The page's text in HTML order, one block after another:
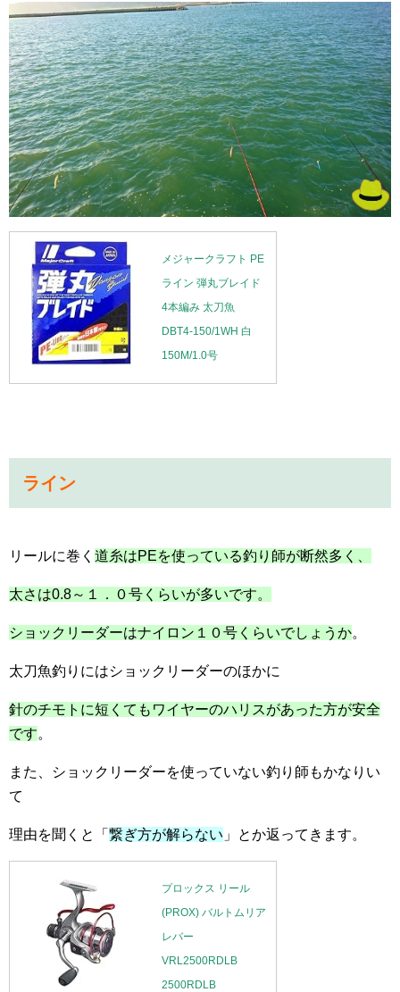
メジャークラフト PE
ライン 弾丸ブレイド
4本編み 太刀魚
DBT4-150/1WH 白
150M/1.0号
ライン
リールに巻く 道糸はPEを使っている釣り師が断然多く、
太さは0.8～１．０号くらいが多いです。
ショックリーダーはナイロン１０号くらいでしょうか。
太刀魚釣りにはショックリーダーのほかに
針のチモトに短くてもワイヤーのハリスがあった方が安全
です。
また、ショックリーダーを使っていない釣り師もかなりい
て
理由を聞くと「 繋ぎ方が解らない 」とか返ってきます。
プロックス リール
(PROX) バルトムリア
レバー
VRL2500RDLB
2500RDLB